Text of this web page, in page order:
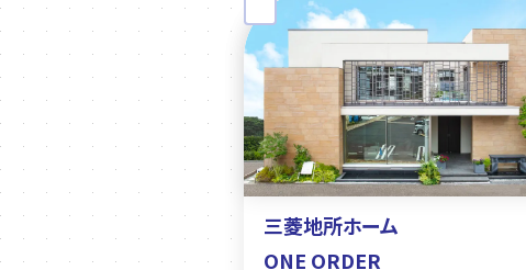
三菱地所ホーム
ONE ORDER